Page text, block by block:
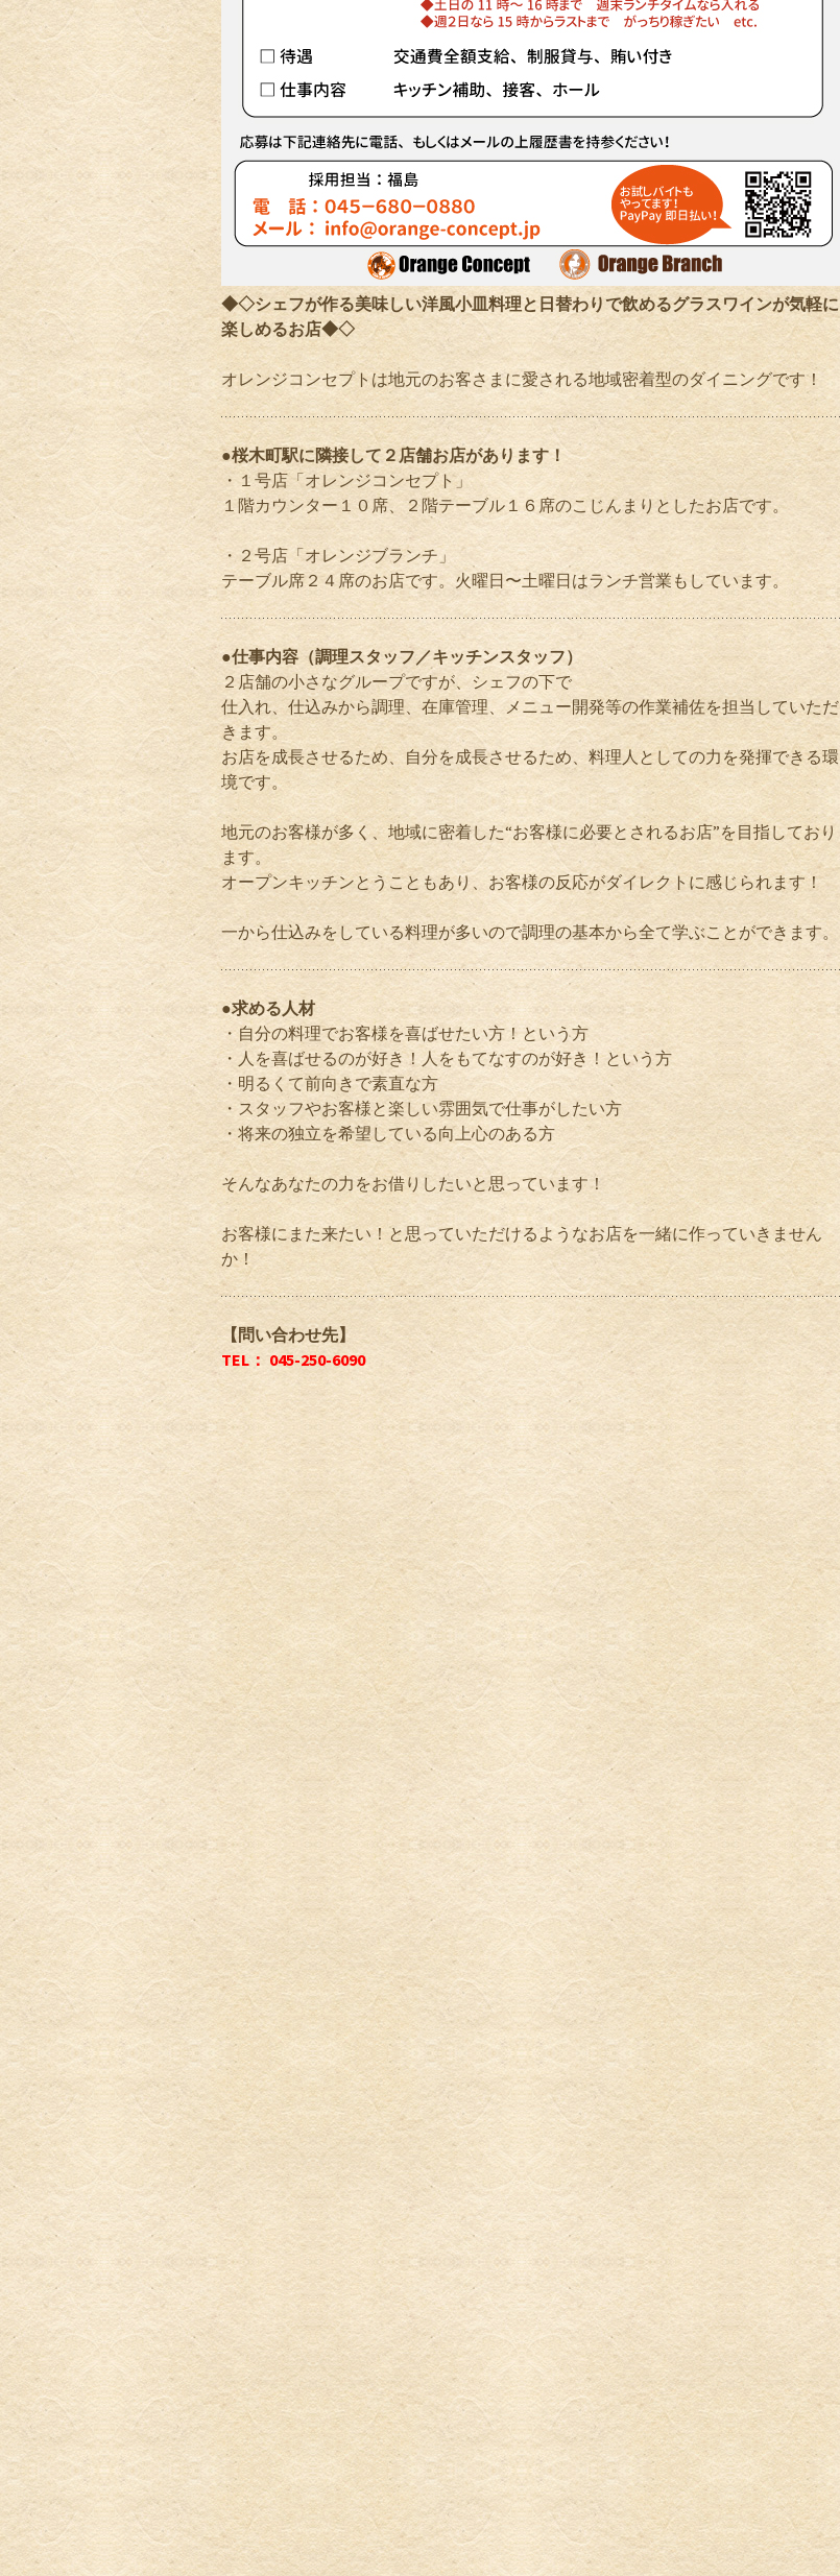
◆◇シェフが作る美味しい洋風小皿料理と日替わりで飲めるグラスワインが気軽に
楽しめるお店◆◇
オレンジコンセプトは地元のお客さまに愛される地域密着型のダイニングです！
●桜木町駅に隣接して２店舗お店があります！
・１号店「オレンジコンセプト」
１階カウンター１０席、２階テーブル１６席のこじんまりとしたお店です。
・２号店「オレンジブランチ」
テーブル席２４席のお店です。火曜日〜土曜日はランチ営業もしています。
●仕事内容（調理スタッフ／キッチンスタッフ）
２店舗の小さなグループですが、シェフの下で
仕入れ、仕込みから調理、在庫管理、メニュー開発等の作業補佐を担当していただ
きます。
お店を成長させるため、自分を成長させるため、料理人としての力を発揮できる環
境です。
地元のお客様が多く、地域に密着した“お客様に必要とされるお店”を目指しており
ます。
オープンキッチンとうこともあり、お客様の反応がダイレクトに感じられます！
一から仕込みをしている料理が多いので調理の基本から全て学ぶことができます。
●求める人材
・自分の料理でお客様を喜ばせたい方！という方
・人を喜ばせるのが好き！人をもてなすのが好き！という方
・明るくて前向きで素直な方
・スタッフやお客様と楽しい雰囲気で仕事がしたい方
・将来の独立を希望している向上心のある方
そんなあなたの力をお借りしたいと思っています！
お客様にまた来たい！と思っていただけるようなお店を一緒に作っていきません
か！
【問い合わせ先】
TEL： 045-250-6090